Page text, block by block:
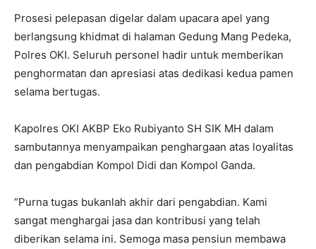
Prosesi pelepasan digelar dalam upacara apel yang
berlangsung khidmat di halaman Gedung Mang Pedeka,
Polres OKI. Seluruh personel hadir untuk memberikan
penghormatan dan apresiasi atas dedikasi kedua pamen
selama bertugas.
Kapolres OKI AKBP Eko Rubiyanto SH SIK MH dalam
sambutannya menyampaikan penghargaan atas loyalitas
dan pengabdian Kompol Didi dan Kompol Ganda.
“Purna tugas bukanlah akhir dari pengabdian. Kami
sangat menghargai jasa dan kontribusi yang telah
diberikan selama ini. Semoga masa pensiun membawa